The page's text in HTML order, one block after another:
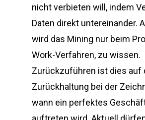
nicht verbieten will, indem
Daten direkt untereinander.
wird das Mining nur beim
Work-Verfahren, zu wissen.
Zurückzuführen ist dies auf
Zurückhaltung bei der
wann ein perfektes